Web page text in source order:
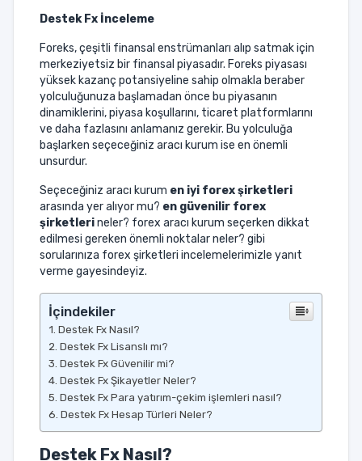
Destek Fx İnceleme
Foreks, çeşitli finansal enstrümanları alıp satmak için
merkeziyetsiz bir finansal piyasadır. Foreks piyasası
yüksek kazanç potansiyeline sahip olmakla beraber
yolculuğunuza başlamadan önce bu piyasanın
dinamiklerini, piyasa koşullarını, ticaret platformlarını
ve daha fazlasını anlamanız gerekir. Bu yolculuğa
başlarken seçeceğiniz aracı kurum ise en önemli
unsurdur.
Seçeceğiniz aracı kurum en iyi forex şirketleri
arasında yer alıyor mu? en güvenilir forex
şirketlerineler? forex aracı kurum seçerken dikkat
edilmesi gereken önemli noktalar neler? gibi
sorularınıza forex şirketleri incelemelerimizle yanıt
verme gayesindeyiz.
İçindekiler
Destek Fx Nasıl?
Destek Fx Lisanslı mı?
Destek Fx Güvenilir mi?
Destek Fx Şikayetler Neler?
Destek Fx Para yatırım-çekim işlemleri nasıl?
Destek Fx Hesap Türleri Neler?
Destek Fx Nasıl?